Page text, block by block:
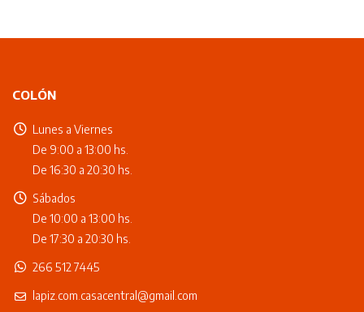
COLÓN
Lunes a Viernes
De 9:00 a 13:00 hs.
De 16:30 a 20:30 hs.
Sábados
De 10:00 a 13:00 hs.
De 17:30 a 20:30 hs.
266 512 7445
lapiz.com.casacentral@gmail.com